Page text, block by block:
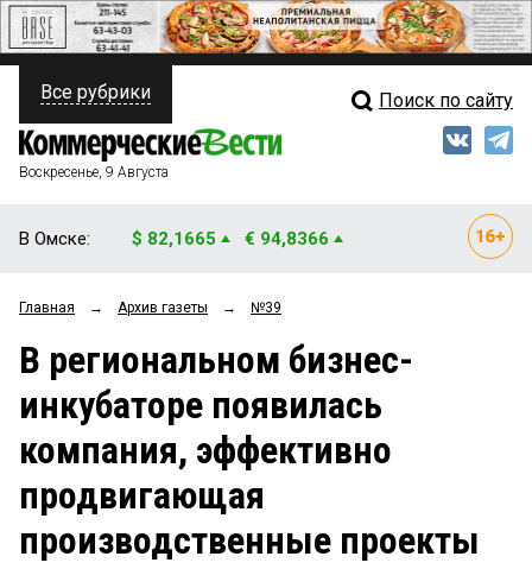
ПОЛИТИКА
ФИНАНСЫ
ОБЩЕСТВО
ЗАКОН
НОВОСТИ КОМПАНИЙ
СТИЛЬ ЖИЗНИ
Свежий выпуск
Рейтинги
Блоги
Архив
Все рубрики Поиск по сайту
Воскресенье, 9 Августа
В Омске: $ 82,1665 € 94,8366
Главная → Архив газеты → №39
В региональном бизнес-
инкубаторе появилась
компания, эффективно
продвигающая
производственные проекты